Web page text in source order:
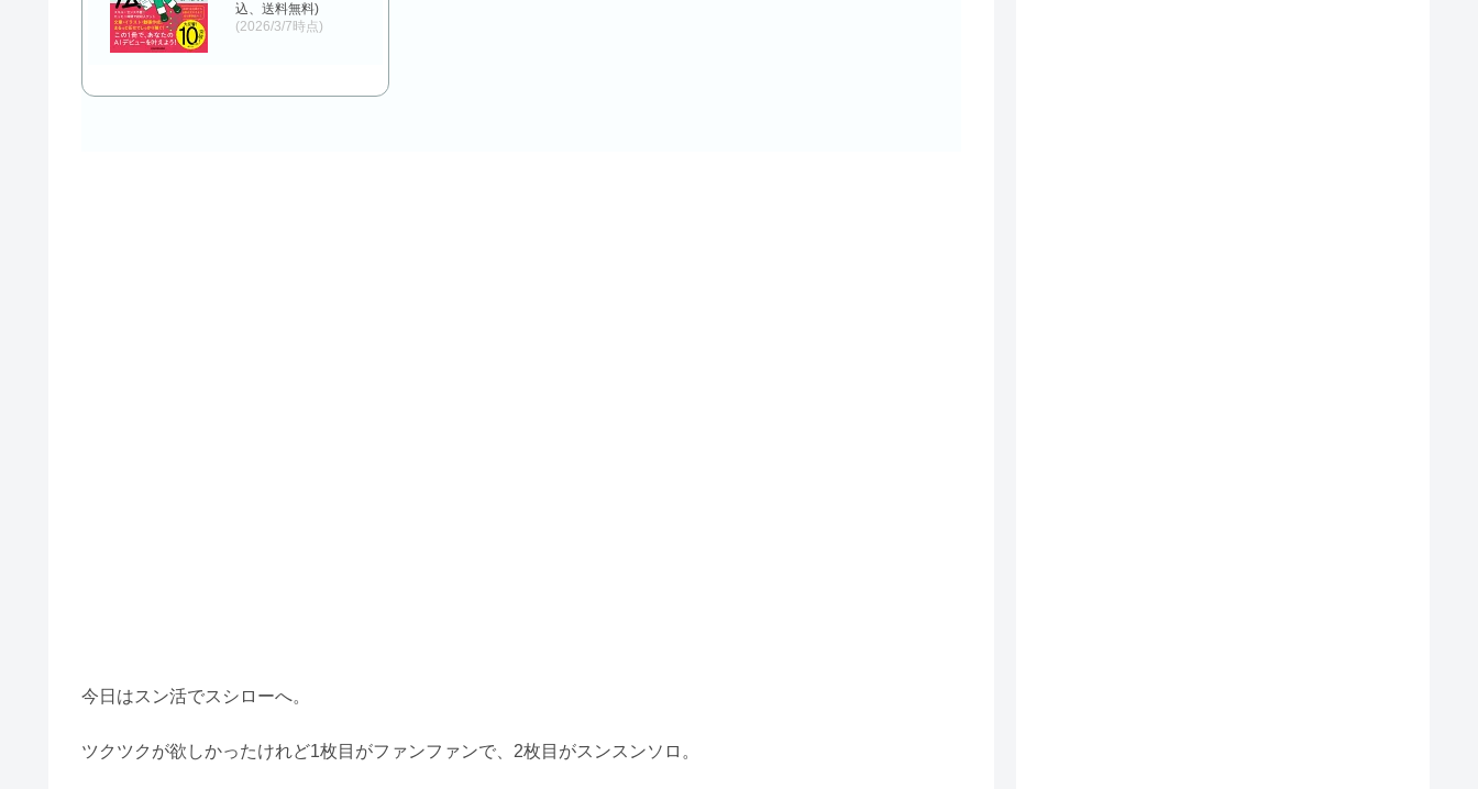
込、送料無料)
(2026/3/7時点)
今日はスン活でスシローへ。
ツクツクが欲しかったけれど1枚目がファンファンで、2枚目がスンスンソロ。